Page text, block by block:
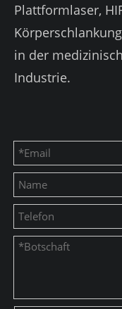
Plattformlaser,
in der
Industrie.